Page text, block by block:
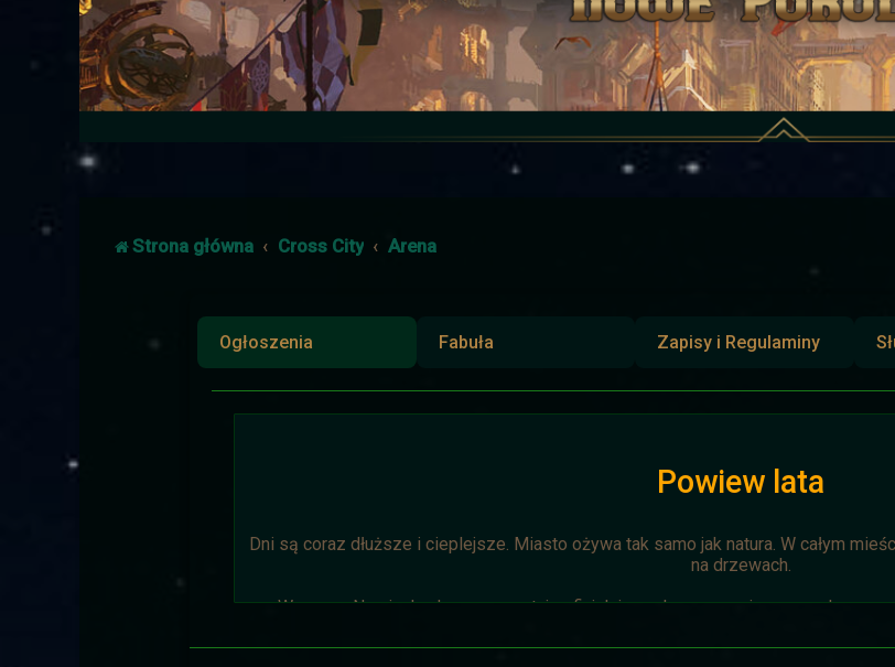
Strona główna Cross City Arena
Ogłoszenia Fabuła Zapisy i Regulaminy
Powiew lata
Dni są coraz dłuższe i cieplejsze. Miasto ożywa tak samo jak natura. W całym
na drzewach.
Wyprawa Na piaskach czasu zostaje oficjalnie anulowana z winy